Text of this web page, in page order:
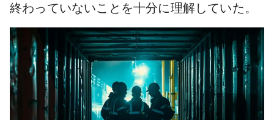
終わっていないことを十分に理解していた。